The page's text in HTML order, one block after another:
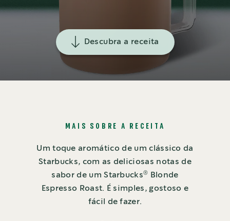
Descubra a receita
MAIS SOBRE A RECEITA
Um toque aromático de um clássico da
Starbucks, com as deliciosas notas de
sabor de um Starbucks®
Blonde
Espresso Roast. É simples, gostoso e
fácil de fazer.